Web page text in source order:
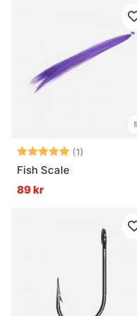
Betyg: (1)
5.0 utav
Fish Scale
89 kr